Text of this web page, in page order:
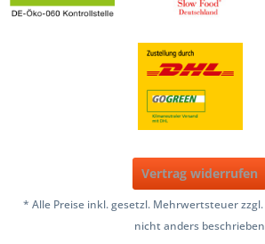
Vertrag widerrufen
* Alle Preise inkl. gesetzl. Mehrwertsteuer zzgl.
nicht anders beschrieben